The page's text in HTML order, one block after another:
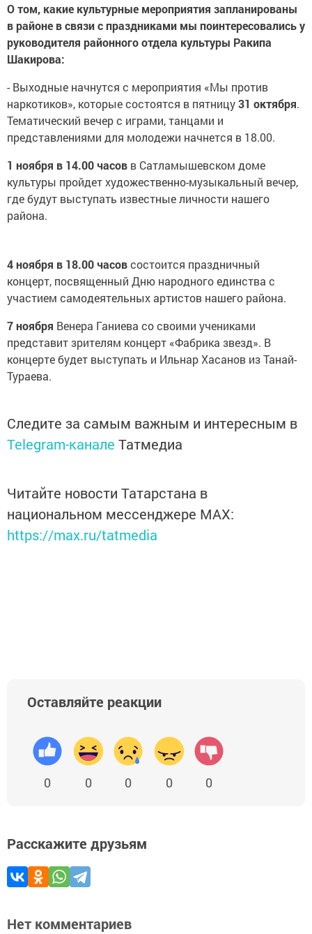
О том, какие культурные мероприятия запланированы
в районе в связи с праздниками мы поинтересовались у
руководителя районного отдела культуры Ракипа
Шакирова:
- Выходные начнутся с мероприятия «Мы против
наркотиков», которые состоятся в пятницу31 октября.
Тематический вечер с играми, танцами и
представлениями для молодежи начнется в 18.00.
1 ноября в 14.00 часов в Сатламышевском доме
культуры пройдет художественно-музыкальный вечер,
где будут выступать известные личности нашего
района.
4 ноября в 18.00 часовсостоится праздничный
концерт, посвященный Дню народного единства с
участием самодеятельных артистов нашего района.
7 ноября Венера Ганиева со своими учениками
представит зрителям концерт «Фабрика звезд». В
концерте будет выступать и Ильнар Хасанов из Танай-
Тураева.
Следите за самым важным и интересным в
Telegram-канале Татмедиа
Читайте новости Татарстана в
национальном мессенджере MАХ:
https://max.ru/tatmedia
Оставляйте реакции
0 0 0 0 0
Расскажите друзьям
Нет комментариев